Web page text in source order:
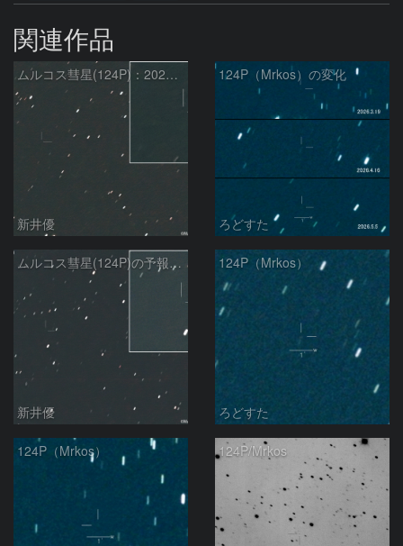
関連作品
ムルコス彗星(124P)：2026/05/18
新井優
124P（Mrkos）の変化
ろどすた
ムルコス彗星(124P)の予報位置：2026/04/24
新井優
124P（Mrkos）
ろどすた
124P（Mrkos） 124P/Mrkos